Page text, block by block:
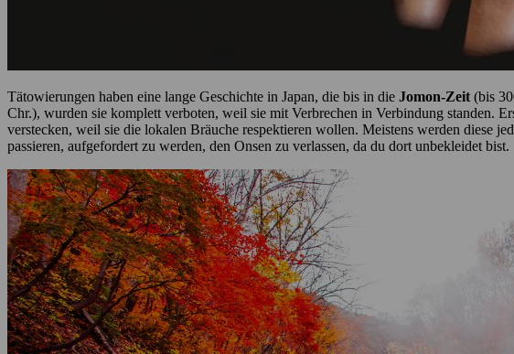
Tätowierungen haben eine lange Geschichte in Japan, die bis in die Jomon-Zeit (bis
Chr.), wurden sie komplett verboten, weil sie mit Verbrechen in Verbindung standen.
verstecken, weil sie die lokalen Bräuche respektieren wollen. Meistens werden diese
passieren, aufgefordert zu werden, den Onsen zu verlassen, da du dort unbekleidet bist.